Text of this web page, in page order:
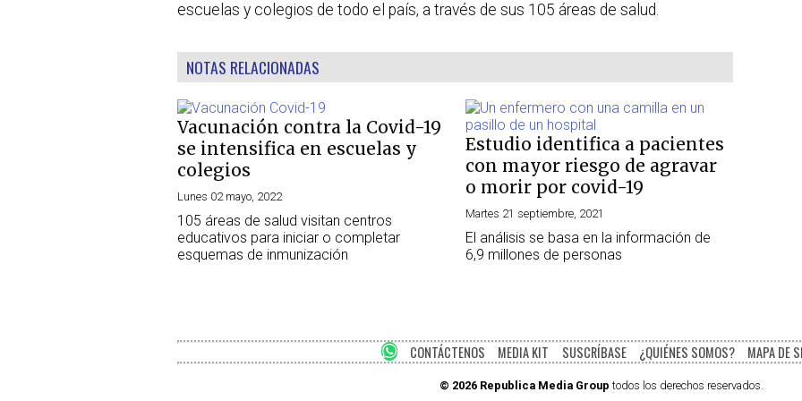
escuelas y colegios de todo el país, a través de sus 105 áreas de salud.
NOTAS RELACIONADAS
Vacunación contra la Covid-19
se intensifica en escuelas y
colegios
Lunes 02 mayo, 2022
105 áreas de salud visitan centros
educativos para iniciar o completar
esquemas de inmunización
Estudio identifica a pacientes
con mayor riesgo de agravar
o morir por covid-19
Martes 21 septiembre, 2021
El análisis se basa en la información de
6,9 millones de personas
CONTÁCTENOS MEDIA KIT SUSCRÍBASE ¿QUIÉNES SOMOS? MAPA DE
© 2026 Republica Media Group todos los derechos reservados.